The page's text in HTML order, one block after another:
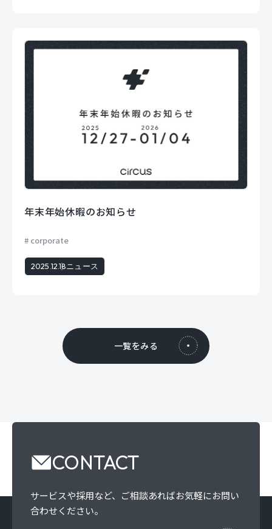
一覧をみる
年末年始休暇のお知らせ
corporate
2025.12.18ニュース
CONTACT
サービスや採用など、 ご相談あればお気軽にお問い
合わせください。